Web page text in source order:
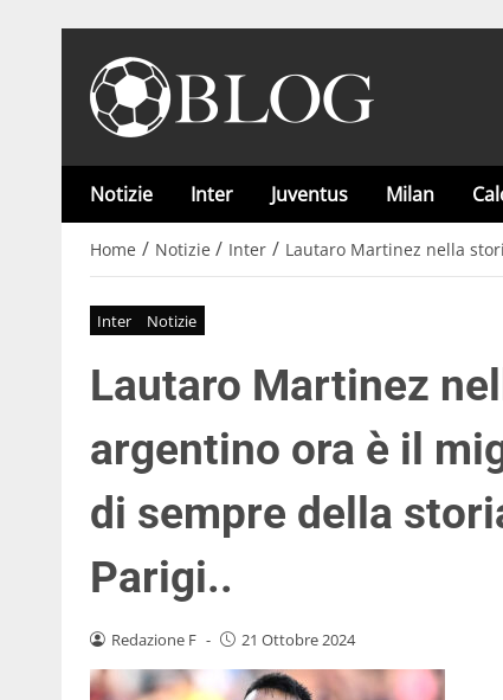
Notizie Inter Juventus Milan
Home / Notizie / Inter / Lautaro Martinez nella
Inter Notizie
Lautaro Martinez
argentino ora è il
di sempre della
Parigi..
Redazione F - 21 Ottobre 2024